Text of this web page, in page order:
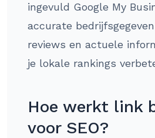
ingevuld Google My
accurate
reviews en actuele
je lokale rankings
Hoe werkt link
voor SEO?